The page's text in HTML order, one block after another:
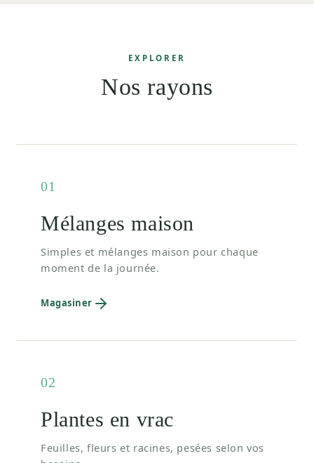
EXPLORER
Nos rayons
01
Mélanges maison
Simples et mélanges maison pour chaque
moment de la journée.
Magasiner
02
Plantes en vrac
Feuilles, fleurs et racines, pesées selon vos